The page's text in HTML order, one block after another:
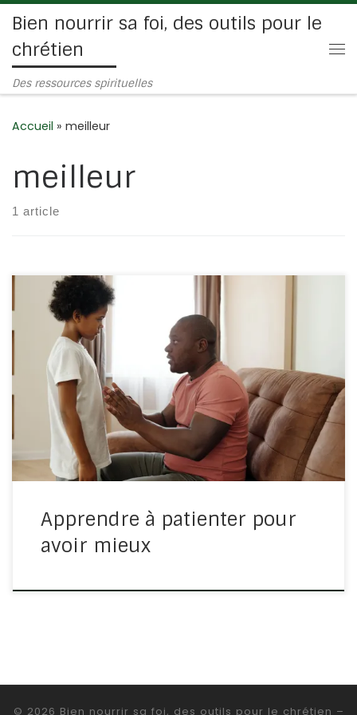
Passer au contenu
Bien nourrir sa foi, des outils pour le
chrétien
Des ressources spirituelles
Accueil » meilleur
meilleur
1 article
Nous lisons dans le Sermon sur la montagne : Matthieu
7/7-11 Demandez, et l’on vous donnera; cherchez, et
vous trouverez; frappez, et l’on vous ouvrira. Car
quiconque demande reçoit, celui qui cherche trouve, et
l’on ouvre à celui […]
Apprendre à patienter pour
avoir mieux
© 2026 Bien nourrir sa foi, des outils pour le chrétien –